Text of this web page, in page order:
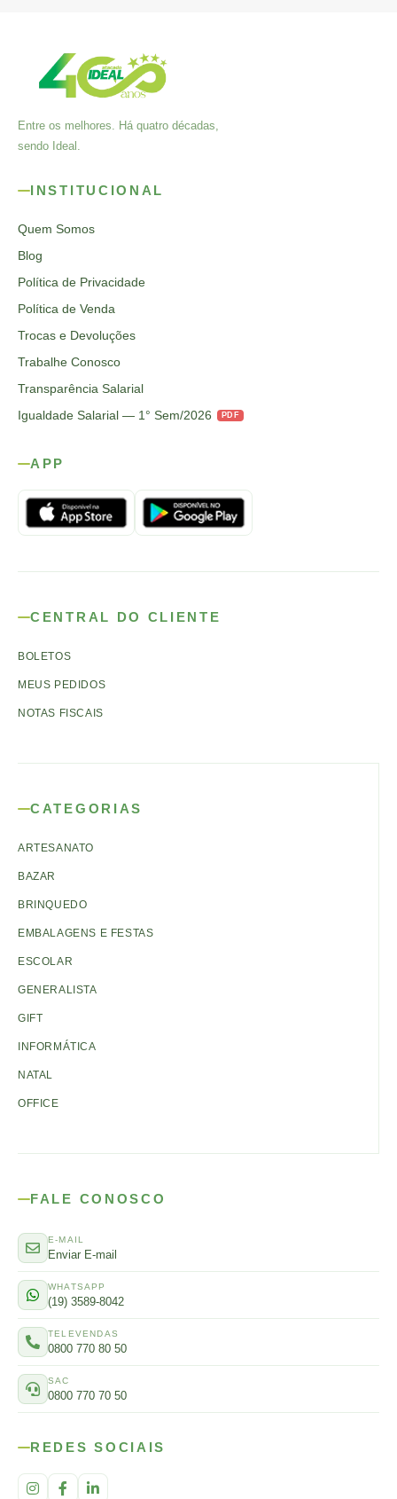
Entre os melhores. Há quatro décadas,
sendo Ideal.
INSTITUCIONAL
Quem Somos
Blog
Política de Privacidade
Política de Venda
Trocas e Devoluções
Trabalhe Conosco
Transparência Salarial
Igualdade Salarial — 1° Sem/2026
PDF
APP
CENTRAL DO CLIENTE
BOLETOS
MEUS PEDIDOS
NOTAS FISCAIS
CATEGORIAS
ARTESANATO
BAZAR
BRINQUEDO
EMBALAGENS E FESTAS
ESCOLAR
GENERALISTA
GIFT
INFORMÁTICA
NATAL
OFFICE
FALE CONOSCO
E-MAIL
Enviar E-mail
WHATSAPP
(19) 3589-8042
TELEVENDAS
0800 770 80 50
SAC
0800 770 70 50
REDES SOCIAIS